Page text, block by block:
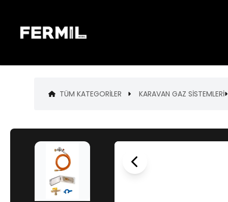
TÜM KATEGORILER KARAVAN GAZ SİSTEMLERİ